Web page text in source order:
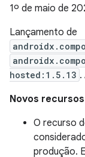
1º de maio de
Lançamento de
hosted:1.5.13 .
Novos recursos
O recurso
produção.